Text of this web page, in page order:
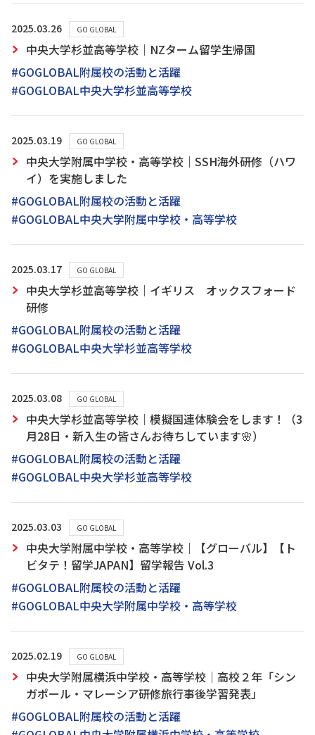
2025.03.26 GO GLOBAL
中央大学杉並高等学校｜NZターム留学生帰国
#GOGLOBAL附属校の活動と活躍
#GOGLOBAL中央大学杉並高等学校
2025.03.19 GO GLOBAL
中央大学附属中学校・高等学校｜SSH海外研修（ハワ
イ）を実施しました
#GOGLOBAL附属校の活動と活躍
#GOGLOBAL中央大学附属中学校・高等学校
2025.03.17 GO GLOBAL
中央大学杉並高等学校｜イギリス オックスフォード
研修
#GOGLOBAL附属校の活動と活躍
#GOGLOBAL中央大学杉並高等学校
2025.03.08 GO GLOBAL
中央大学杉並高等学校｜模擬国連体験会をします！（3
月28日・新入生の皆さんお待ちしています🌸）
#GOGLOBAL附属校の活動と活躍
#GOGLOBAL中央大学杉並高等学校
2025.03.03 GO GLOBAL
中央大学附属中学校・高等学校｜【グローバル】【ト
ビタテ！留学JAPAN】留学報告 Vol.3
#GOGLOBAL附属校の活動と活躍
#GOGLOBAL中央大学附属中学校・高等学校
2025.02.19 GO GLOBAL
中央大学附属横浜中学校・高等学校｜高校２年「シン
ガポール・マレーシア研修旅行事後学習発表」
#GOGLOBAL附属校の活動と活躍